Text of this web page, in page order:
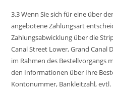
3.3 Wenn Sie sich für eine über
angebotene Zahlungsart
Zahlungsabwicklung über die
Canal Street Lower, Grand Canal
im Rahmen des
den Informationen über Ihre
Kontonummer, Bankleitzahl,